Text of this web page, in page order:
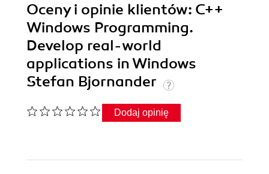
Oceny i opinie klientów: C++
Windows Programming.
Develop real-world
applications in Windows
Stefan Bjornander
Dodaj opinię